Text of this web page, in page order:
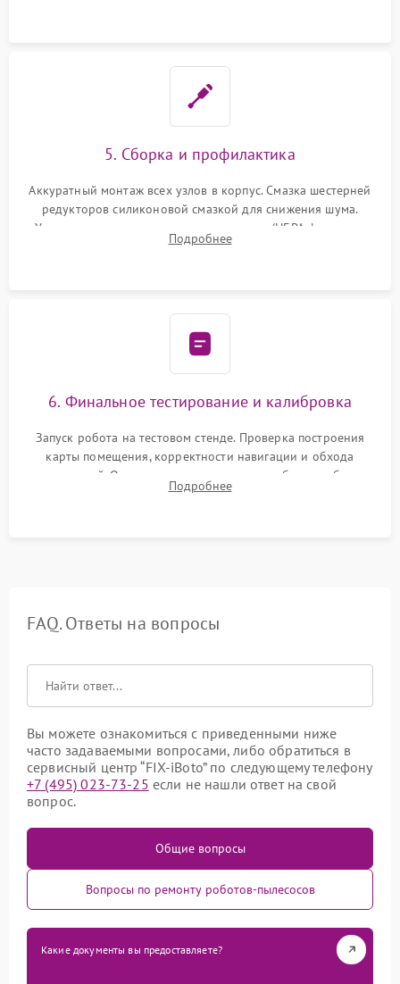
5. Сборка и профилактика
Аккуратный монтаж всех узлов в корпус. Смазка шестерней
редукторов силиконовой смазкой для снижения шума.
Установка новых расходных материалов (HEPA-фильтров,
микрофибры, щеток). Надежная фиксация разъемов и
Подробнее
6. Финальное тестирование и калибровка
Запуск робота на тестовом стенде. Проверка построения
карты помещения, корректности навигации и обхода
препятствий. Оценка силы всасывания и работы турбины.
Тестирование автоматического возврата на док-станцию и
Подробнее
FAQ. Ответы на вопросы
Вы можете ознакомиться с приведенными ниже
часто задаваемыми вопросами, либо обратиться в
сервисный центр “FIX-iBoto” по следующему телефону
+7 (495) 023-73-25 если не нашли ответ на свой
вопрос.
Общие вопросы
Вопросы по ремонту роботов-пылесосов
Какие документы вы предоставляете?